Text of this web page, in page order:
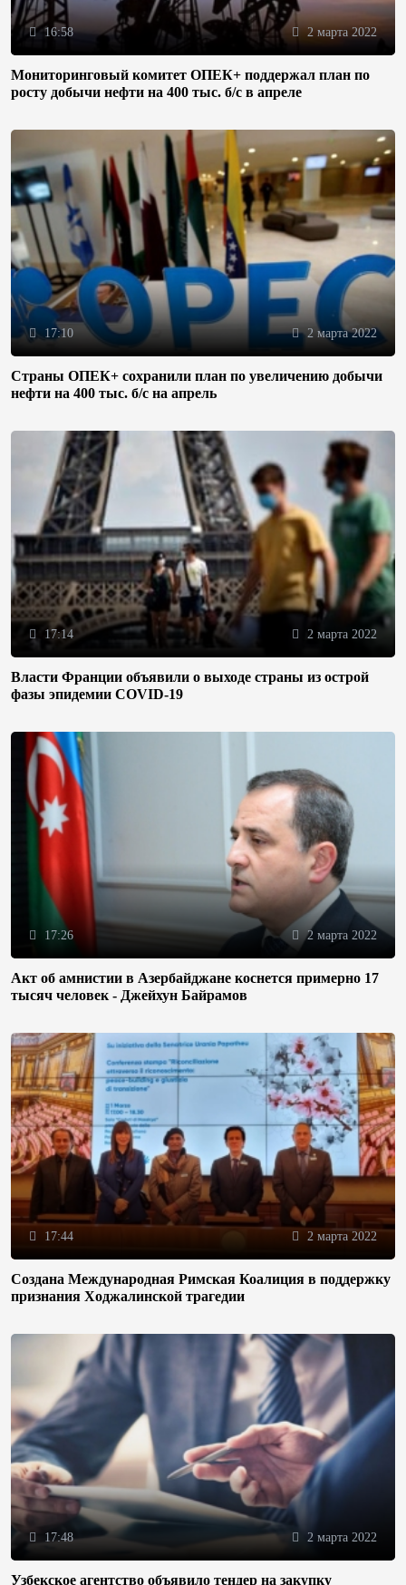
16:58 2 марта 2022
Мониторинговый комитет ОПЕК+ поддержал план по
росту добычи нефти на 400 тыс. б/с в апреле
17:10 2 марта 2022
Страны ОПЕК+ сохранили план по увеличению добычи
нефти на 400 тыс. б/с на апрель
17:14 2 марта 2022
Власти Франции объявили о выходе страны из острой
фазы эпидемии COVID-19
17:26 2 марта 2022
Акт об амнистии в Азербайджане коснется примерно 17
тысяч человек - Джейхун Байрамов
17:44 2 марта 2022
Создана Международная Римская Коалиция в поддержку
признания Ходжалинской трагедии
17:48 2 марта 2022
Узбекское агентство объявило тендер на закупку